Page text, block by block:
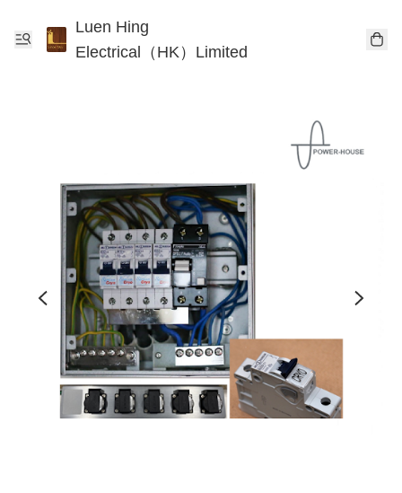
Luen Hing
Electrical（HK）Limited